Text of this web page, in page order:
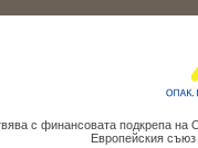
с финансовата подкрепа на
Европейския